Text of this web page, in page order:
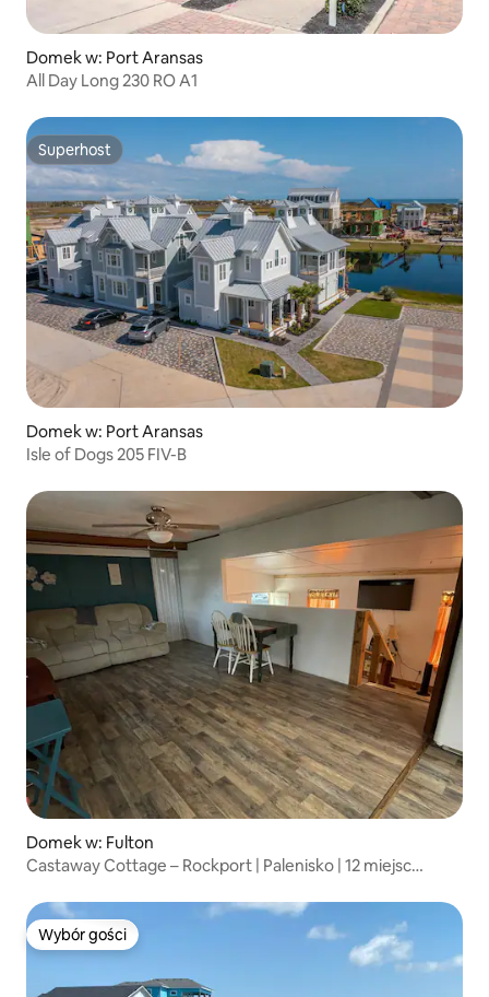
Domek w: Port Aransas
All Day Long 230 RO A1
Superhost
Superhost
Domek w: Port Aransas
Isle of Dogs 205 FIV-B
Domek w: Fulton
Castaway Cottage – Rockport | Palenisko | 12 miejsc
Wybór gości
Wybór gości